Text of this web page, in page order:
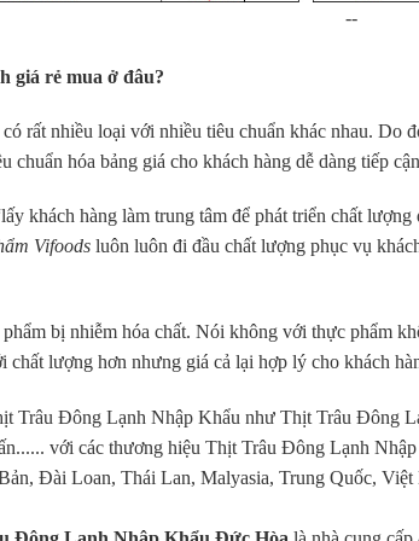
--
giá rẻ mua ở đâu?
rất nhiều loại với nhiều tiêu chuẩn khác nhau. Do
chuẩn hóa bảng giá cho khách hàng dễ dàng tiếp
khách hàng làm trung tâm để phát triển chất
Vifoods luôn luôn đi đầu chất lượng phục vụ
bị nhiễm hóa chất. Nói không với thực phẩm
chất lượng hơn nhưng giá cả lại hợp lý cho khách
Trâu Đông Lạnh Nhập Khẩu như Thịt Trâu Đông
với các thương hiệu Thịt Trâu Đông Lạnh
Đài Loan, Thái Lan, Malyasia, Trung Quốc,